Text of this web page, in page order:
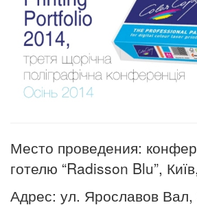
Место проведения:
готелю “Radisson Blu”,
Адрес: ул. Ярославов Вал,